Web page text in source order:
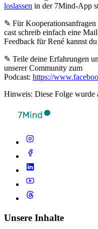
loslassen in der 7Mind-App
✎ Für
cast schreib ein­fach eine
Feedback für René kannst
✎ Teile deine Erfahrungen
unserer Community zum
Podcast: https://
Hinweis: Diese Folge wurde
Unsere Inhalte